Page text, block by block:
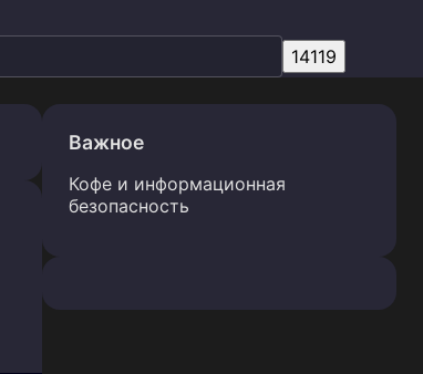
Важное
Кофе и информационная
безопасность